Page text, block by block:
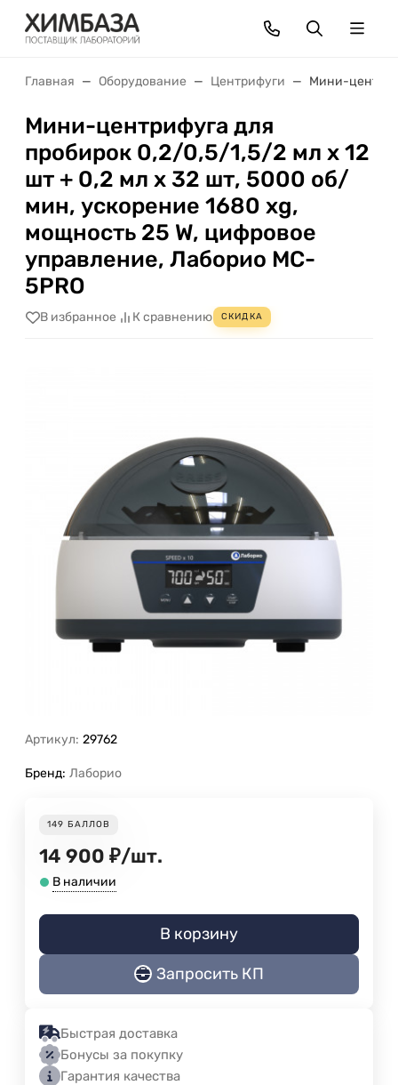
Главная Оборудование Центрифуги Мини-
Мини-центрифуга для
пробирок 0,2/0,5/1,5/2 мл х 12
шт + 0,2 мл х 32 шт, 5000 об/
мин, ускорение 1680 xg,
мощность 25 W, цифровое
управление, Лаборио MC-
5PRO
В избранное К сравнению СКИДКА
Артикул: 29762
Бренд: Лаборио
149 БАЛЛОВ
14 900 ₽/шт.
В наличии
В корзину
Запросить КП
Быстрая доставка
Бонусы за покупку
Гарантия качества